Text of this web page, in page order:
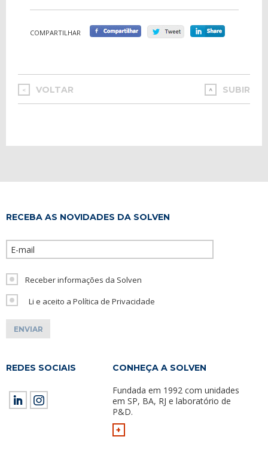
COMPARTILHAR
< VOLTAR SUBIR
RECEBA AS NOVIDADES DA SOLVEN
Receber informações da Solven
Li e aceito a Política de Privacidade
REDES SOCIAIS CONHEÇA A SOLVEN
Fundada em 1992 com unidades
em SP, BA, RJ e laboratório de
P&D.
+